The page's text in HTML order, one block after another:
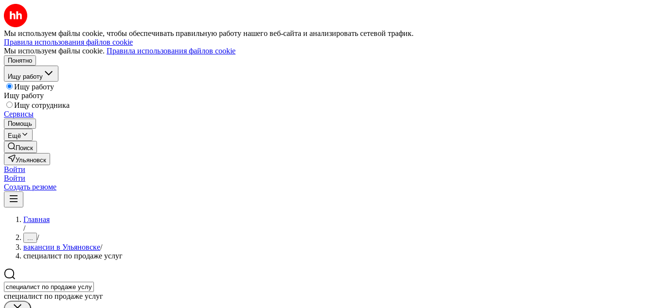
Мы используем файлы cookie, чтобы обеспечивать правильную работу нашего веб-сайта и анализировать сетевой трафик.
Правила использования файлов cookie
Мы используем файлы cookie. Правила использования файлов cookie
Понятно
Ищу работу
Ищу работу
Ищу работу
Ищу сотрудника
Сервисы
Помощь
Ещё
Поиск
Ульяновск
Войти
Войти
Создать резюме
Главная
/
... /
вакансии в Ульяновске/
специалист по продаже услуг
специалист по продаже услуг